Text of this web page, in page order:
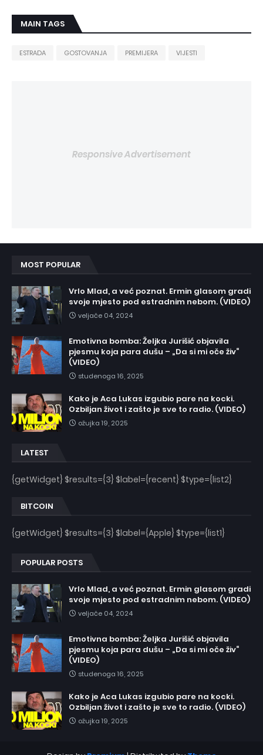
MAIN TAGS
ESTRADA GOSTOVANJA PREMIJERA VIJESTI
Responsive Advertisement
MOST POPULAR
Vrlo Mlad, a već poznat. Ermin glasom gradi
svoje mjesto pod estradnim nebom. (VIDEO)
veljače 04, 2024
Emotivna bomba: Željka Jurišić objavila
pjesmu koja para dušu – „Da si mi oče živ“
(VIDEO)
studenoga 16, 2025
Kako je Aca Lukas izgubio pare na kocki.
Ozbiljan život i zašto je sve to radio. (VIDEO)
ožujka 19, 2025
LATEST
{getWidget} $results={3} $label={recent} $type={list2}
BITCOIN
{getWidget} $results={3} $label={Apple} $type={list1}
POPULAR POSTS
Vrlo Mlad, a već poznat. Ermin glasom gradi
svoje mjesto pod estradnim nebom. (VIDEO)
veljače 04, 2024
Emotivna bomba: Željka Jurišić objavila
pjesmu koja para dušu – „Da si mi oče živ“
(VIDEO)
studenoga 16, 2025
Kako je Aca Lukas izgubio pare na kocki.
Ozbiljan život i zašto je sve to radio. (VIDEO)
ožujka 19, 2025